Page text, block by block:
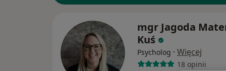
mgr Jagoda
Kuś
Psycholog · Więcej
18 opinii